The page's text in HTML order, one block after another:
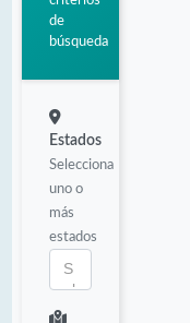
de
búsqueda
Estados
Selecciona
uno o
más
estados